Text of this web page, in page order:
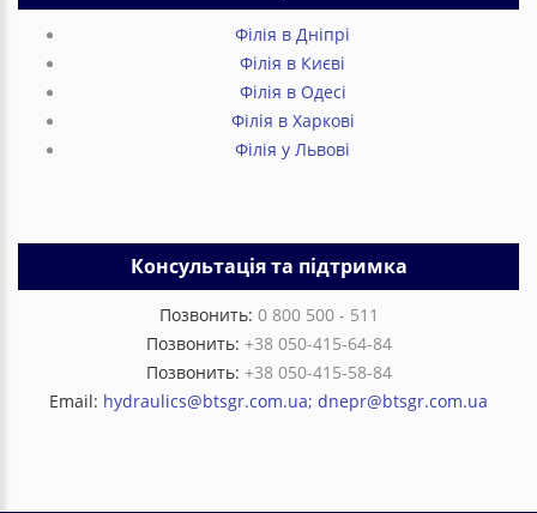
Філія в Дніпрі
Філія в Києві
Філія в Одесі
Філія в Харкові
Філія у Львові
Консультація та підтримка
Позвонить: 0 800 500 - 511
Позвонить: +38 050-415-64-84
Позвонить: +38 050-415-58-84
Email: hydraulics@btsgr.com.ua; dnepr@btsgr.com.ua